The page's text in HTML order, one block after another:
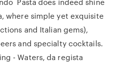
where simple yet exquisite
and Italian gems),
and specialty cocktails.
- Waters, da regista